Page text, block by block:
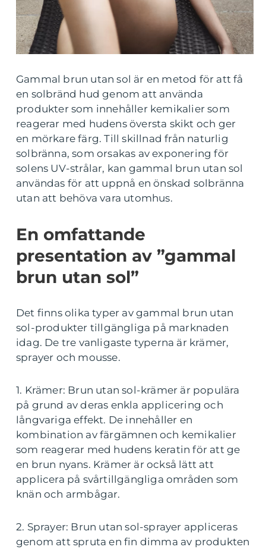
Gammal brun utan sol är en metod för att få
en solbränd hud genom att använda
produkter som innehåller kemikalier som
reagerar med hudens översta skikt och ger
en mörkare färg. Till skillnad från naturlig
solbränna, som orsakas av exponering för
solens UV-strålar, kan gammal brun utan sol
användas för att uppnå en önskad solbränna
utan att behöva vara utomhus.
En omfattande
presentation av ”gammal
brun utan sol”
Det finns olika typer av gammal brun utan
sol-produkter tillgängliga på marknaden
idag. De tre vanligaste typerna är krämer,
sprayer och mousse.
1. Krämer: Brun utan sol-krämer är populära
på grund av deras enkla applicering och
långvariga effekt. De innehåller en
kombination av färgämnen och kemikalier
som reagerar med hudens keratin för att ge
en brun nyans. Krämer är också lätt att
applicera på svårtillgängliga områden som
knän och armbågar.
2. Sprayer: Brun utan sol-sprayer appliceras
genom att spruta en fin dimma av produkten